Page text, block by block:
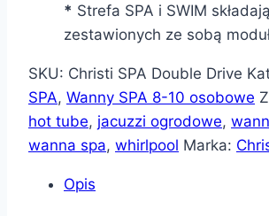
* Strefa SPA i SWIM
zestawionych ze sobą
SKU: Christi SPA Double Drive
SPA, Wanny SPA 8-10 osobowe
hot tube, jacuzzi ogrodowe,
wanna spa, whirlpool Marka:
Opis